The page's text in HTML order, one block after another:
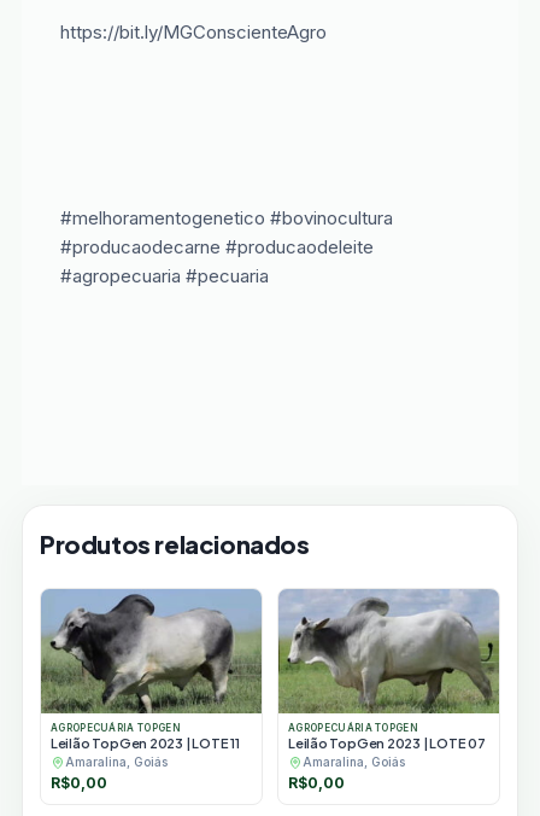
https://bit.ly/MGConscienteAgro
#melhoramentogenetico #bovinocultura
#producaodecarne #producaodeleite
#agropecuaria #pecuaria
Produtos relacionados
AGROPECUÁRIA TOPGEN
Leilão TopGen 2023 | LOTE 11
Amaralina, Goiás
R$0,00
AGROPECUÁRIA TOPGEN
Leilão TopGen 2023 | LOTE 07
Amaralina, Goiás
R$0,00